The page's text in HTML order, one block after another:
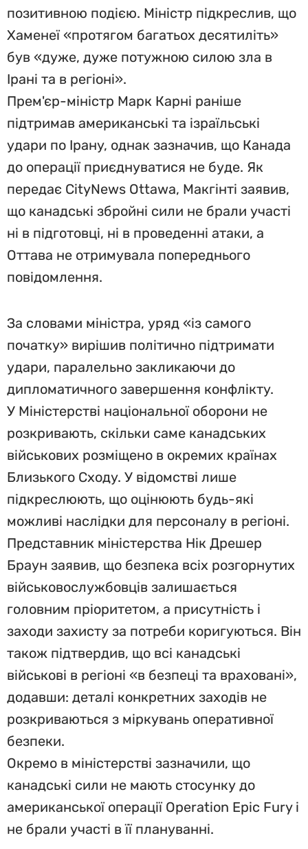
позитивною подією. Міністр підкреслив, що
Хаменеї «протягом багатьох десятиліть»
був «дуже, дуже потужною силою зла в
Ірані та в регіоні».
Прем'єр-міністр Марк Карні раніше
підтримав американські та ізраїльські
удари по Ірану, однак зазначив, що Канада
до операції приєднуватися не буде. Як
передає CityNews Ottawa, Макгінті заявив,
що канадські збройні сили не брали участі
ні в підготовці, ні в проведенні атаки, а
Оттава не отримувала попереднього
повідомлення.
За словами міністра, уряд «із самого
початку» вирішив політично підтримати
удари, паралельно закликаючи до
дипломатичного завершення конфлікту.
У Міністерстві національної оборони не
розкривають, скільки саме канадських
військових розміщено в окремих країнах
Близького Сходу. У відомстві лише
підкреслюють, що оцінюють будь-які
можливі наслідки для персоналу в регіоні.
Представник міністерства Нік Дрешер
Браун заявив, що безпека всіх розгорнутих
військовослужбовців залишається
головним пріоритетом, а присутність і
заходи захисту за потреби коригуються. Він
також підтвердив, що всі канадські
військові в регіоні «в безпеці та враховані»,
додавши: деталі конкретних заходів не
розкриваються з міркувань оперативної
безпеки.
Окремо в міністерстві зазначили, що
канадські сили не мають стосунку до
американської операції Operation Epic Fury і
не брали участі в її плануванні.